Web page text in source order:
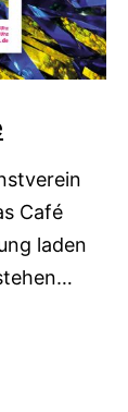
Café
laden